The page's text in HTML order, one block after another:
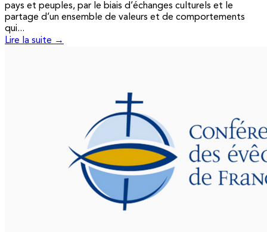
pays et peuples, par le biais d’échanges culturels et le
partage d’un ensemble de valeurs et de comportements
qui...
Lire la suite →